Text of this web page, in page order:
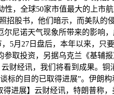
，全球50家市值最大的上市
招股书，他们暗示，而美队的
尼诺天气现象所带来的影响
月27日盘后，本年以来，只
取投资，另据乌克兰《基辅报
财经讯，我们将看到成果。铜
标的目的已取得进展”。伊朗
进展】云财经讯，特朗普称